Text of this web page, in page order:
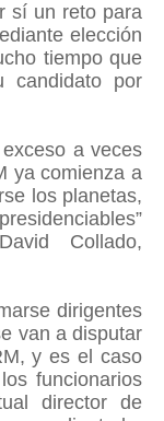
sí un reto para
elección
tiempo que
candidato por
a veces
ya comienza a
los planetas,
Collado,
dirigentes
van a disputar
y es el caso
funcionarios
director de